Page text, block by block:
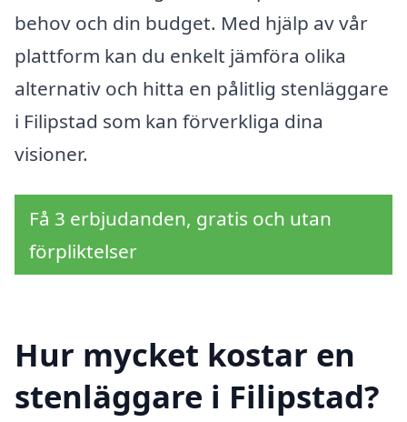
behov och din budget. Med hjälp av vår
plattform kan du enkelt jämföra olika
alternativ och hitta en pålitlig stenläggare
i Filipstad som kan förverkliga dina
visioner.
Få 3 erbjudanden, gratis och utan
förpliktelser
Hur mycket kostar en
stenläggare i Filipstad?